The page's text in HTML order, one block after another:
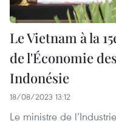
Le Vietnam à la
de l'Économie
Indonésie
18/08/2023 13:12
Le ministre de